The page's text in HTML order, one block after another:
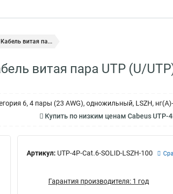
витая па...
витая пара UTP (U/
6, 4 пары (23 AWG), одножильный, LSZH,
Купить по низким ценам Cabeus UTP-
Артикул: UTP-4P-Cat.6-SOLID-LSZH-100
Гарантия производителя: 1 год